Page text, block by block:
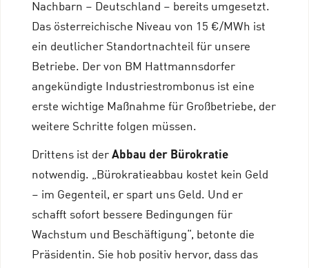
Nachbarn – Deutschland – bereits umgesetzt.
Das österreichische Niveau von 15 €/MWh ist
ein deutlicher Standortnachteil für unsere
Betriebe. Der von BM Hattmannsdorfer
angekündigte Industriestrombonus ist eine
erste wichtige Maßnahme für Großbetriebe, der
weitere Schritte folgen müssen.
Drittens ist der Abbau der Bürokratie
notwendig. „Bürokratieabbau kostet kein Geld
– im Gegenteil, er spart uns Geld. Und er
schafft sofort bessere Bedingungen für
Wachstum und Beschäftigung“, betonte die
Präsidentin. Sie hob positiv hervor, dass das